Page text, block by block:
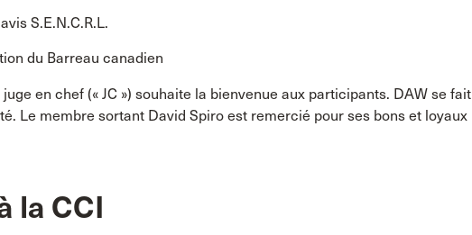
S.E.N.C.R.L.
du Barreau canadien
en chef (« JC ») souhaite la bienvenue aux participants. DAW se fait
Le membre sortant David Spiro est remercié pour ses bons et loyaux
la CCI